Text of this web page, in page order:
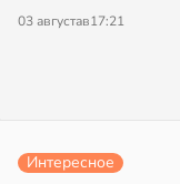
03 августав17:21
Интересное